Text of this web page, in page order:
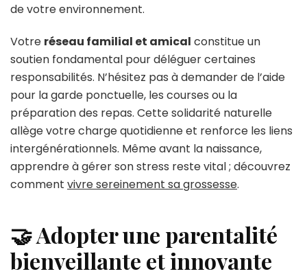
de votre environnement.
Votre réseau familial et amical constitue un
soutien fondamental pour déléguer certaines
responsabilités. N’hésitez pas à demander de l’aide
pour la garde ponctuelle, les courses ou la
préparation des repas. Cette solidarité naturelle
allège votre charge quotidienne et renforce les liens
intergénérationnels. Même avant la naissance,
apprendre à gérer son stress reste vital ; découvrez
comment vivre sereinement sa grossesse.
🤝 Adopter une parentalité
bienveillante et innovante